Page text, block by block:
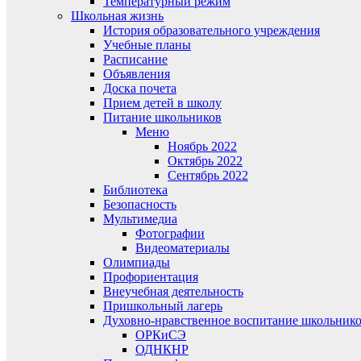
Школьная жизнь
История образовательного учреждения
Учебные планы
Расписание
Объявления
Доска почета
Прием детей в школу
Питание школьников
Меню
Ноябрь 2022
Октябрь 2022
Сентябрь 2022
Библиотека
Безопасность
Мультимедиа
Фотографии
Видеоматериалы
Олимпиады
Профориентация
Внеучебная деятельность
Пришкольный лагерь
Духовно-нравственное воспитание
ОРКиСЭ
ОДНКНР